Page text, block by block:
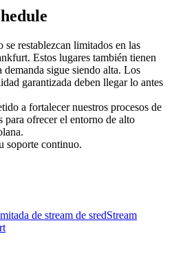
restablezcan limitados en las
Estos lugares también tienen
demanda sigue siendo alta. Los
garantizada deben llegar lo antes
a fortalecer nuestros procesos de
para ofrecer el entorno de alto
soporte continuo.
de stream de sredStream